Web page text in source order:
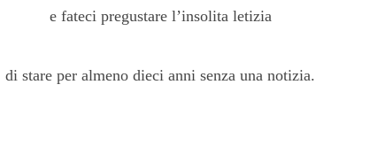
e fateci pregustare l’insolita letizia
di stare per almeno dieci anni senza una notizia.